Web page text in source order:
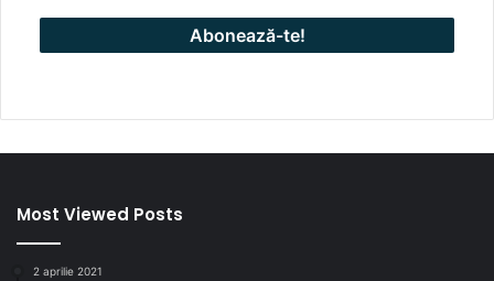
Most Viewed Posts
2 aprilie 2021